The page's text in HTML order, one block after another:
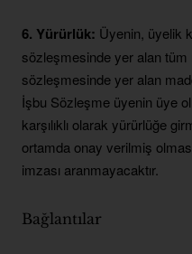
6. Yürürlük: Üyenin, üyelik
sözleşmesinde yer alan
sözleşmesinde yer alan
İşbu Sözleşme üyenin üye
karşılıklı olarak yürürlüğe
ortamda onay verilmiş
imzası aranmayacaktır.
Bağlantılar